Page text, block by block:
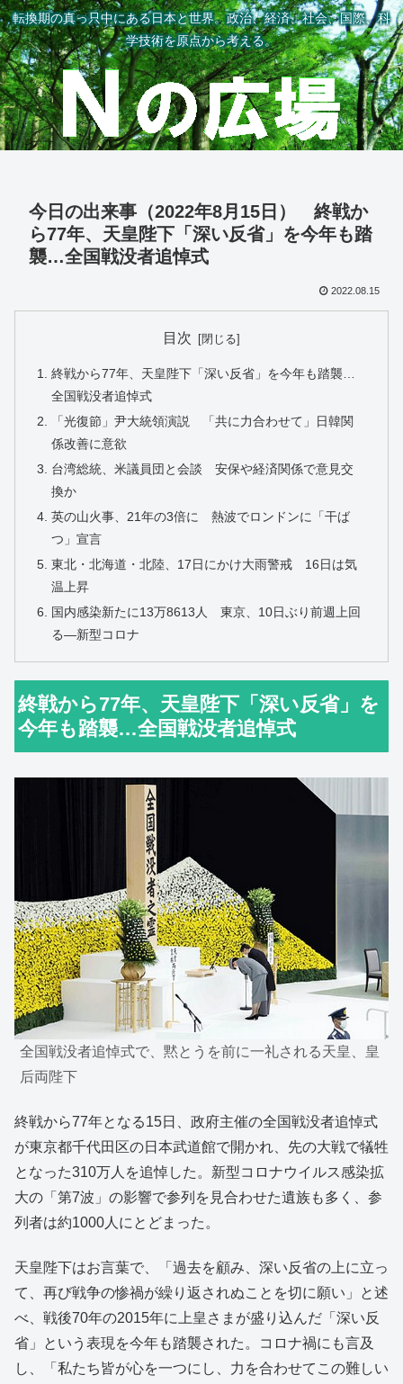
転換期の真っ只中にある日本と世界。政治、経済、社会、国際、科
学技術を原点から考える。
今日の出来事（2022年8月15日） 終戦か
ら77年、天皇陛下「深い反省」を今年も踏
襲…全国戦没者追悼式
2022.08.15
目次
終戦から77年、天皇陛下「深い反省」を今年も踏襲…
全国戦没者追悼式
「光復節」尹大統領演説 「共に力合わせて」日韓関
係改善に意欲
台湾総統、米議員団と会談 安保や経済関係で意見交
換か
英の山火事、21年の3倍に 熱波でロンドンに「干ば
つ」宣言
東北・北海道・北陸、17日にかけ大雨警戒 16日は気
温上昇
国内感染新たに13万8613人 東京、10日ぶり前週上回
る―新型コロナ
終戦から77年、天皇陛下「深い反省」を
今年も踏襲…全国戦没者追悼式
全国戦没者追悼式で、黙とうを前に一礼される天皇、皇
后両陛下
終戦から77年となる15日、政府主催の全国戦没者追悼式
が東京都千代田区の日本武道館で開かれ、先の大戦で犠牲
となった310万人を追悼した。新型コロナウイルス感染拡
大の「第7波」の影響で参列を見合わせた遺族も多く、参
列者は約1000人にとどまった。
天皇陛下はお言葉で、「過去を顧み、深い反省の上に立っ
て、再び戦争の惨禍が繰り返されぬことを切に願い」と述
べ、戦後70年の2015年に上皇さまが盛り込んだ「深い反
省」という表現を今年も踏襲された。コロナ禍にも言及
し、「私たち皆が心を一つにし、力を合わせてこの難しい